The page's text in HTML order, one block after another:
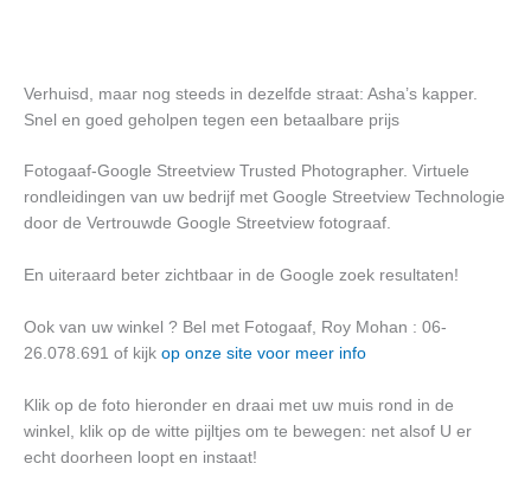
Verhuisd, maar nog steeds in dezelfde straat: Asha’s kapper.
Snel en goed geholpen tegen een betaalbare prijs
Fotogaaf-Google Streetview Trusted Photographer. Virtuele
rondleidingen van uw bedrijf met Google Streetview Technologie
door de Vertrouwde Google Streetview fotograaf.
En uiteraard beter zichtbaar in de Google zoek resultaten!
Ook van uw winkel ? Bel met Fotogaaf, Roy Mohan : 06-
26.078.691 of kijk op onze site voor meer info
Klik op de foto hieronder en draai met uw muis rond in de
winkel, klik op de witte pijltjes om te bewegen: net alsof U er
echt doorheen loopt en instaat!